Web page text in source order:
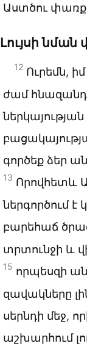
Աստծու
Լույսի նման
12 Ուրեմն,
ժամ
գործեք ձեր
13 Որովհետև
ներգործում
բարեհաճ
տրտունջի և
15 որպեսզի
զավակները
սերնդի մեջ,
աշխարհում